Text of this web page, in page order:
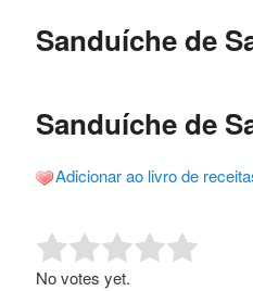
conteúdo
conteúdo
Sanduíche de
Sanduíche de
Adicionar ao livro de
Rate this item:
No votes yet.